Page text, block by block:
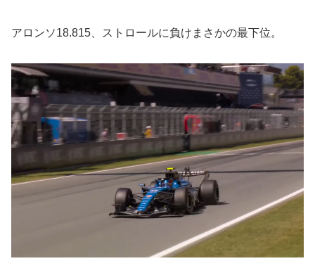
アロンソ18.815、ストロールに負けまさかの最下位。